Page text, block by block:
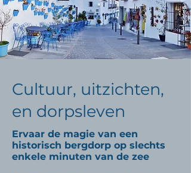
Cultuur, uitzichten,
en dorpsleven
Ervaar de magie van een
historisch bergdorp op slechts
enkele minuten van de zee